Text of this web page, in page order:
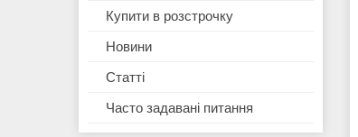
Купити в розстрочку
Новини
Статті
Часто задавані питання